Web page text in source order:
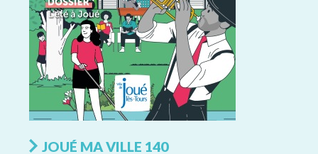
JOUÉ MA VILLE 140